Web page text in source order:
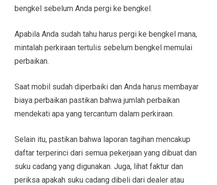
bengkel sebelum Anda pergi ke bengkel.
Apabila Anda sudah tahu harus pergi ke bengkel mana,
mintalah perkiraan tertulis sebelum bengkel memulai
perbaikan.
Saat mobil sudah diperbaiki dan Anda harus membayar
biaya perbaikan pastikan bahwa jumlah perbaikan
mendekati apa yang tercantum dalam perkiraan.
Selain itu, pastikan bahwa laporan tagihan mencakup
daftar terperinci dari semua pekerjaan yang dibuat dan
suku cadang yang digunakan. Juga, lihat faktur dan
periksa apakah suku cadang dibeli dari dealer atau